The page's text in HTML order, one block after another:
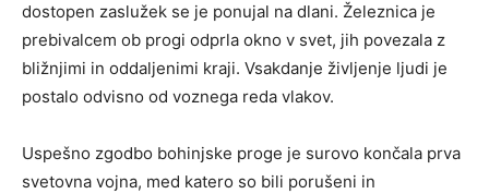
dostopen zaslužek se je ponujal na dlani. Železnica je
prebivalcem ob progi odprla okno v svet, jih povezala z
bližnjimi in oddaljenimi kraji. Vsakdanje življenje ljudi je
postalo odvisno od voznega reda vlakov.
Uspešno zgodbo bohinjske proge je surovo končala prva
svetovna vojna, med katero so bili porušeni in